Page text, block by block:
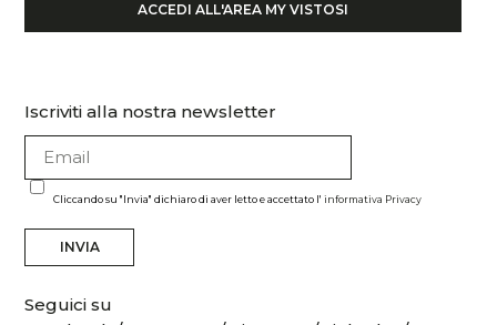
ACCEDI ALL'AREA MY VISTOSI
Iscriviti alla nostra newsletter
Cliccando su "Invia" dichiaro di aver letto e accettato l'informativa Privacy
INVIA
Seguici su